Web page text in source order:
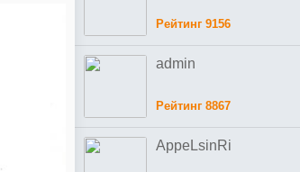
Рейтинг 9156
admin
Рейтинг 8867
AppeLsinRi